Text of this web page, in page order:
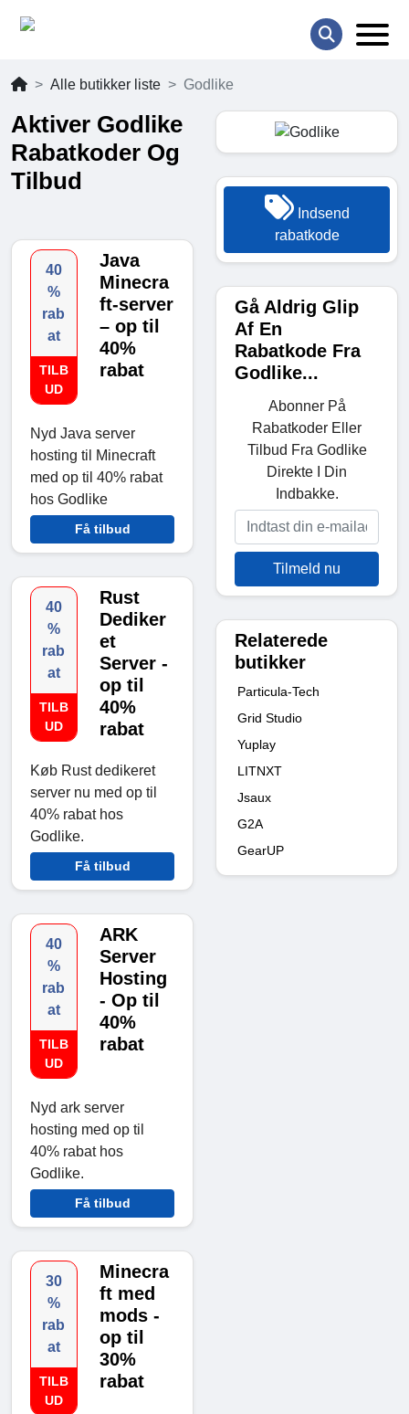
Alle butikker liste Godlike
Aktiver Godlike
Rabatkoder Og
Tilbud
40
%
rab
at
TILB
UD
Java
Minecra
ft-server
– op til
40%
rabat
Nyd Java server
hosting til Minecraft
med op til 40% rabat
hos Godlike
Få tilbud
40
%
rab
at
TILB
UD
Rust
Dediker
et
Server -
op til
40%
rabat
Køb Rust dedikeret
server nu med op til
40% rabat hos
Godlike.
Få tilbud
40
%
rab
at
TILB
UD
ARK
Server
Hosting
- Op til
40%
rabat
Nyd ark server
hosting med op til
40% rabat hos
Godlike.
Få tilbud
30
%
rab
at
TILB
UD
Minecra
ft med
mods -
op til
30%
rabat
Indsend
rabatkode
Gå Aldrig Glip
Af En
Rabatkode Fra
Godlike...
Abonner På
Rabatkoder Eller
Tilbud Fra Godlike
Direkte I Din
Indbakke.
Tilmeld nu
Relaterede
butikker
Particula-Tech
Grid Studio
Yuplay
LITNXT
Jsaux
G2A
GearUP